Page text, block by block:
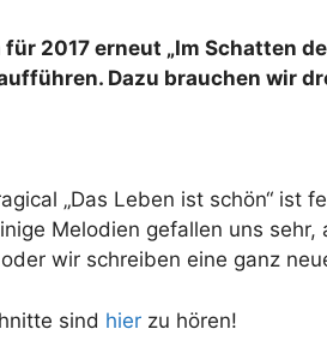
2017 erneut „Im Schatten
Dazu brauchen wir
„Das Leben ist schön“ ist
Melodien gefallen uns
wir schreiben eine ganz
sind hier zu hören!